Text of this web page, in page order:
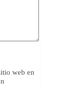
web en